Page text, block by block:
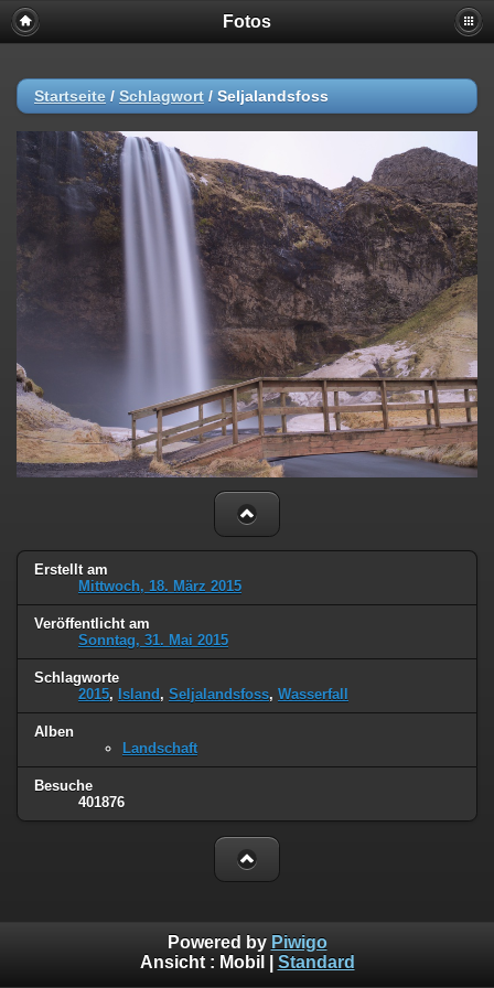
Fotos
Startseite / Schlagwort / Seljalandsfoss
Erstellt am
Mittwoch, 18. März 2015
Veröffentlicht am
Sonntag, 31. Mai 2015
Schlagworte
2015, Island , Seljalandsfoss, Wasserfall
Alben
Landschaft
Besuche
401876
Powered by Piwigo
Ansicht : Mobil Standard